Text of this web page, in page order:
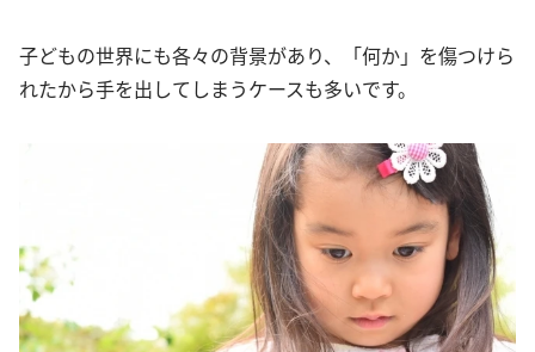
子どもの世界にも各々の背景があり、「何か」を傷つけら
れたから手を出してしまうケースも多いです。